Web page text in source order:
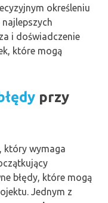
określeniu
i doświadczenie
które mogą
błędy przy
który wymaga
błędy, które mogą
Jednym z